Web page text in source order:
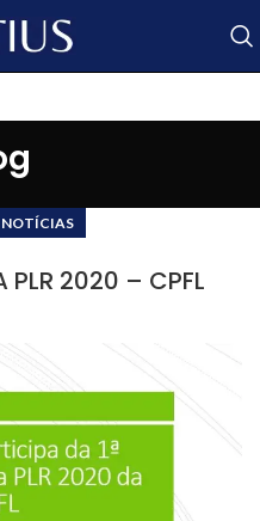
NOTÍCIAS
PLR 2020 – CPFL